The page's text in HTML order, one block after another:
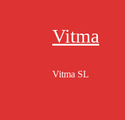
Vitma
Vitma SL